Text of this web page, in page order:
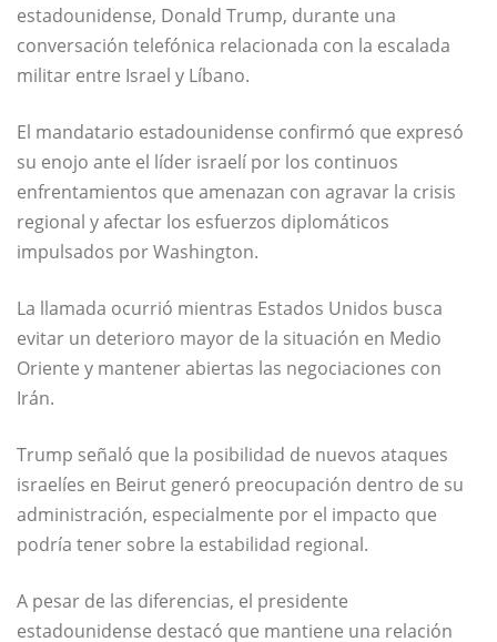
estadounidense, Donald Trump, durante una
conversación telefónica relacionada con la escalada
militar entre Israel y Líbano.
El mandatario estadounidense confirmó que expresó
su enojo ante el líder israelí por los continuos
enfrentamientos que amenazan con agravar la crisis
regional y afectar los esfuerzos diplomáticos
impulsados por Washington.
La llamada ocurrió mientras Estados Unidos busca
evitar un deterioro mayor de la situación en Medio
Oriente y mantener abiertas las negociaciones con
Irán.
Trump señaló que la posibilidad de nuevos ataques
israelíes en Beirut generó preocupación dentro de su
administración, especialmente por el impacto que
podría tener sobre la estabilidad regional.
A pesar de las diferencias, el presidente
estadounidense destacó que mantiene una relación